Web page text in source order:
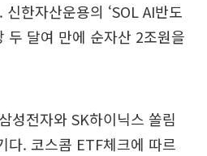
한자산운용의 ‘SOL AI반도
두 달여 만에 순자산 2조원을
성전자와 SK하이닉스 쏠림
다. 코스콤 ETF체크에 따르